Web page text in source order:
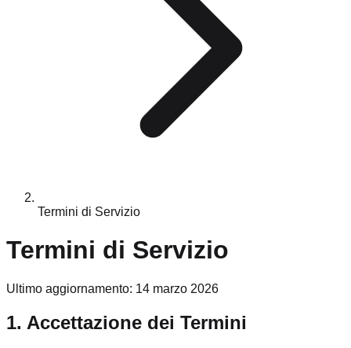
Termini di Servizio
Termini di Servizio
Ultimo aggiornamento: 14 marzo 2026
1. Accettazione dei Termini